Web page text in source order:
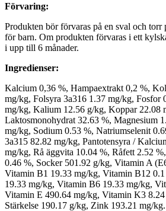
Förvaring:
Produkten bör förvaras på en sval och torr
för barn. Om produkten förvaras i ett
i upp till 6 månader.
Ingredienser:
Kalcium 0,36 %, Hampaextrakt 0,2 %,
mg/kg, Folsyra 3a316 1.37 mg/kg, Fosfor
mg/kg, Kalium 12.56 g/kg, Koppar 22.08
Laktosmonohydrat 32.63 %, Magnesium
mg/kg, Sodium 0.53 %, Natriumselenit
3a315 82.82 mg/kg, Pantotensyra /
mg/kg, Rå äggvita 10.04 %, Råfett 2.52
0.46 %, Socker 501.92 g/kg, Vitamin A
Vitamin B1 19.33 mg/kg, Vitamin B12
19.33 mg/kg, Vitamin B6 19.33 mg/kg,
Vitamin E 490.64 mg/kg, Vitamin K3
Stärkelse 190.17 g/kg, Zink 193.21 mg/kg.